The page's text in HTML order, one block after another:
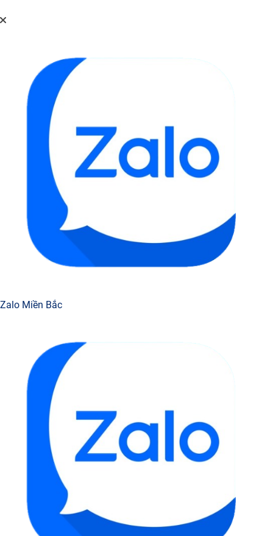
Zalo Miền Bắc